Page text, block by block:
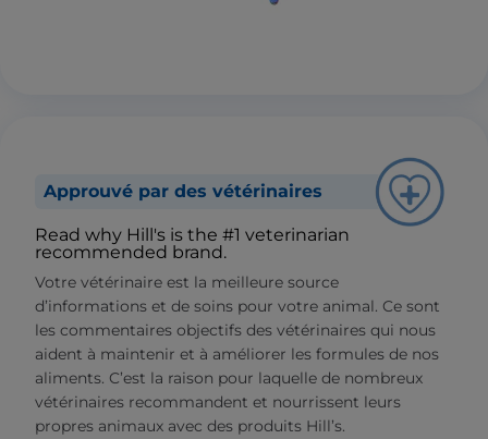
Approuvé par des vétérinaires
Read why Hill's is the #1 veterinarian
recommended brand.
Votre vétérinaire est la meilleure source
d’informations et de soins pour votre animal. Ce sont
les commentaires objectifs des vétérinaires qui nous
aident à maintenir et à améliorer les formules de nos
aliments. C’est la raison pour laquelle de nombreux
vétérinaires recommandent et nourrissent leurs
propres animaux avec des produits Hill’s.